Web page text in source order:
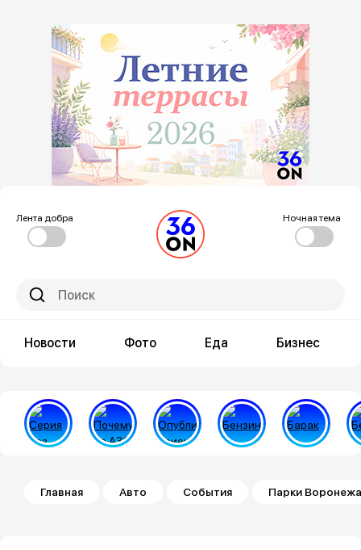
Лента добра Ночная тема
Новости Фото Еда Бизнес
Строка навигации
Главная Авто События Парки